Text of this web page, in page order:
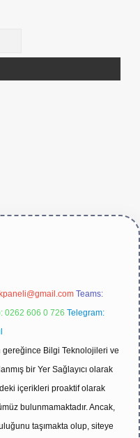
Teams:
0262 606 0 726 Telegram:
gereğince Bilgi Teknolojileri ve
bir Yer Sağlayıcı olarak
içerikleri proaktif olarak
bulunmamaktadır. Ancak,
taşımakta olup, siteye